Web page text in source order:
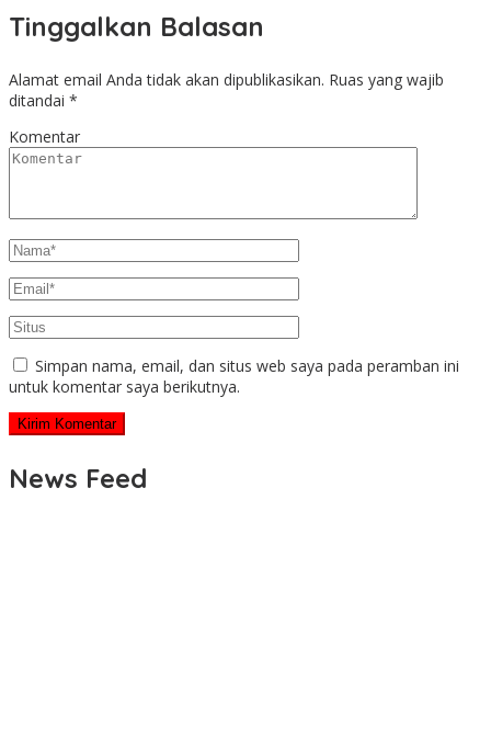
Tinggalkan Balasan
Alamat email Anda tidak akan dipublikasikan. Ruas yang wajib
ditandai *
Komentar
Simpan nama, email, dan situs web saya pada peramban ini
untuk komentar saya berikutnya.
News Feed